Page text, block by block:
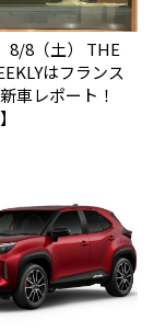
8/8（土） THE
はフランス
車レポート！